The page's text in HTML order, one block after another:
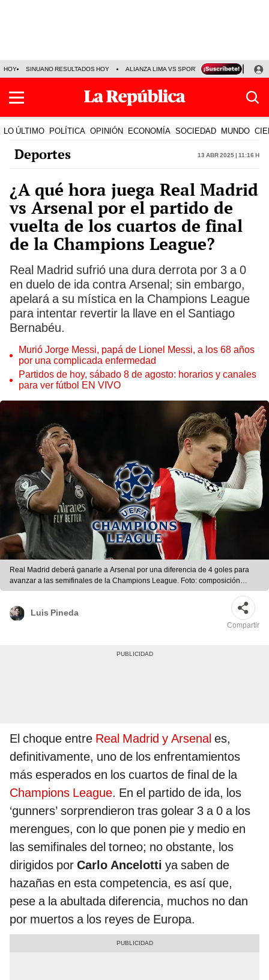
HOY SINUANO RESULTADOS HOY ALIANZA LIMA VS SPORT BOYS JORGE
LO ÚLTIMO POLÍTICA OPINIÓN ECONOMÍA SOCIEDAD MUNDO
Deportes 13 Abr 2025 | 11:16 h
¿A qué hora juega Real Madrid
vs Arsenal por el partido de
vuelta de los cuartos de final
de la Champions League?
Real Madrid sufrió una dura derrota por 3 a 0
en duelo de ida contra Arsenal; sin embargo,
apelará a su mística en la Champions League
para intentar revertir la llave en el Santiago
Bernabéu.
Murió Jorge Messi, papá de Lionel Messi, a los 68 años
por una complicada enfermedad
Partidos de hoy, sábado 8 de agosto: horarios y canales
para ver fútbol EN VIVO
Real Madrid deberá ganarle a Arsenal por una diferencia de 4 goles para
avanzar a las semifinales de la Champions League. Foto: composición
LR/AFP
Luis Pineda
Compartir
El choque entre Real Madrid y Arsenal es,
definitivamente, uno de los enfrentamientos
más esperados en los cuartos de final de la
Champions League. En el partido de ida, los
‘gunners’ sorprendieron tras golear 3 a 0 a los
merengues, con lo que ponen pie y medio en
las semifinales del torneo; no obstante, los
dirigidos por Carlo Ancelotti ya saben de
hazañas en esta competencia, es así que,
pese a la abultada diferencia, muchos no dan
por muertos a los reyes de Europa.